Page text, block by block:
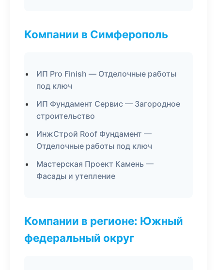
Компании в Симферополь
ИП Pro Finish — Отделочные работы
под ключ
ИП Фундамент Сервис — Загородное
строительство
ИнжСтрой Roof Фундамент —
Отделочные работы под ключ
Мастерская Проект Камень —
Фасады и утепление
Компании в регионе: Южный
федеральный округ